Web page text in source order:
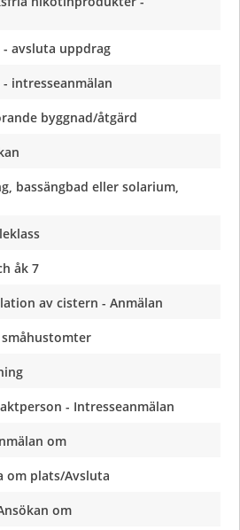
avsluta uppdrag
intresseanmälan
byggnad/åtgärd
bassängbad eller solarium,
åk 7
av cistern - Anmälan
- Intresseanmälan
om
om plats/Avsluta
om